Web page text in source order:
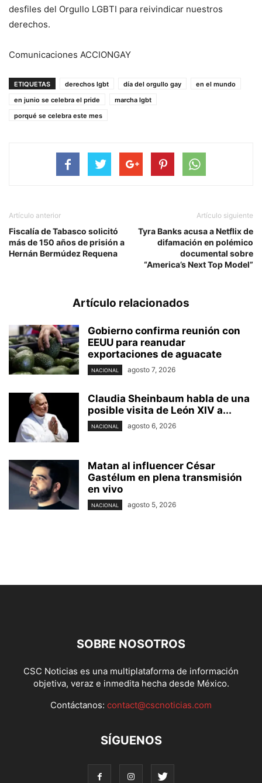
desfiles del Orgullo LGBTI para reivindicar nuestros
derechos.
Comunicaciones ACCIONGAY
ETIQUETAS derechos lgbt día del orgullo gay
en el mundo
en junio se celebra el pride
marcha lgbt
porqué se celebra este mes
Artículo anterior
Fiscalía de Tabasco solicitó
más de 150 años de prisión a
Hernán Bermúdez Requena
Artículo siguiente
Tyra Banks acusa a Netflix de
difamación en polémico
documental sobre
“America’s Next Top Model”
Artículo relacionados
Gobierno confirma reunión con
EEUU para reanudar
exportaciones de aguacate
NACIONAL agosto 7, 2026
Claudia Sheinbaum habla de una
posible visita de León XIV a...
NACIONAL agosto 6, 2026
Matan al influencer César
Gastélum en plena transmisión
en vivo
NACIONAL agosto 5, 2026
SOBRE NOSOTROS
CSC Noticias es una multiplataforma de información
objetiva, veraz e inmedita hecha desde México.
Contáctanos: contact@cscnoticias.com
SÍGUENOS